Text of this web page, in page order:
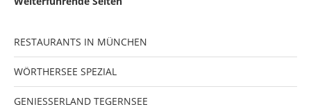
RESTAURANTS IN MÜNCHEN
WÖRTHERSEE SPEZIAL
GENIESSERLAND TEGERNSEE